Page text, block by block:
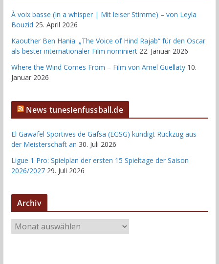
À voix basse (In a whisper | Mit leiser Stimme) – von Leyla
Bouzid 25. April 2026
Kaouther Ben Hania: „The Voice of Hind Rajab“ für den Oscar
als bester internationaler Film nominiert 22. Januar 2026
Where the Wind Comes From – Film von Amel Guellaty 10.
Januar 2026
News tunesienfussball.de
El Gawafel Sportives de Gafsa (EGSG) kündigt Rückzug aus
der Meisterschaft an 30. Juli 2026
Ligue 1 Pro: Spielplan der ersten 15 Spieltage der Saison
2026/2027 29. Juli 2026
Archiv
r